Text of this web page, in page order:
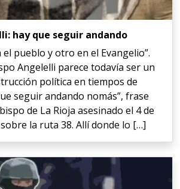
hay que seguir andando
el pueblo y otro en el Evangelio”.
Angelelli parece todavía ser un
política en tiempos de
seguir andando nomás”, frase
de La Rioja asesinado el 4 de
la ruta 38. Allí donde lo […]